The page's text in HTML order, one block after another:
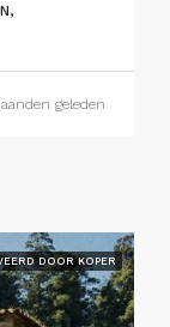
geleden
DOOR KOPER